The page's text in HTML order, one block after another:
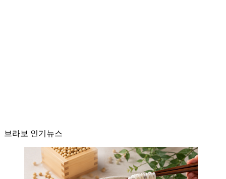
브라보 인기뉴스